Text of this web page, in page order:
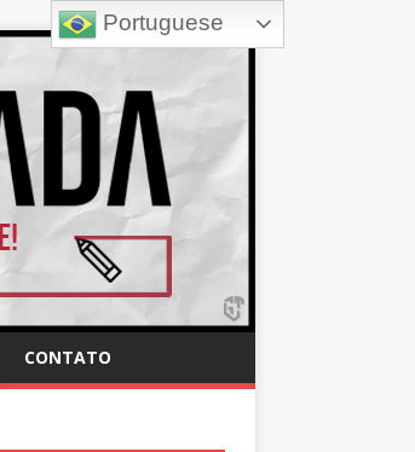
CONTATO
Portuguese